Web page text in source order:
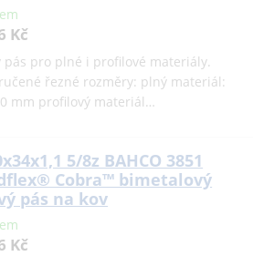
Kč
pás pro plné i profilové materiály.
řezné rozměry: plný materiál:
mm profilový materiál…
5/8z BAHCO 3851
Cobra™ bimetalový
pás na kov
Kč